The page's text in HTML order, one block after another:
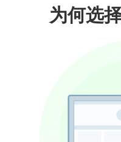
为何选